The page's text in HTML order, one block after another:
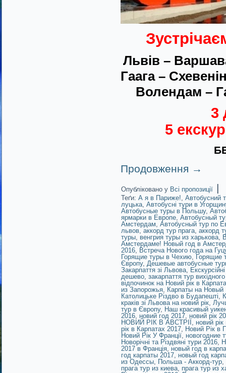
Львів –
Гаага –
Волендам –
3
5
Продовження →
Опубліковано у Всі пропозиції |
Теґи: А я в Париже!, Автобусний
луцька, Автобусні тури в
Автобусные туры в Польшу,
ярмарки в Европе, Автобусный
Амстердам, Автобусный тур по
львов, аккорд тур прага, аккорд
туры, венгрия туры из харькова,
Амстердаме! Новый год в
2016, Встреча Нового года на
Горящие туры в Чехию, Горящие
Європу, Дешевые автобусные
Закарпаття зі Львова,
дешево, закарпаття тур
відпочинок на Новий рік в
из Запорожья, Карпаты на Новый
Католицьке Різдво в Будапешті,
краків зі Львова на новий рік,
тур в Європу, Наш красивый
2016, новий год 2017, новий рік
НОВИЙ РІК В АВСТРІЇ , новий
рік в Карпатах 2017, Новий Рік в
Новий Рік У Франції, новогодние
Новорічні та Різдвяні тури 2016,
2017 в Франція, новый год в
год карпаты 2017, новый год
из Одессы, Польша - Аккорд-тур,
прага тур из киева, прага тур из